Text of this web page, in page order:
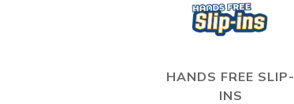
HANDS FREE SLIP-
INS